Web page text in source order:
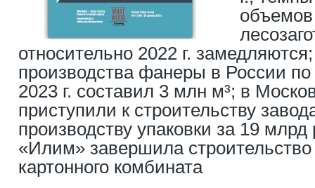
относительно 2022 г.
производства фанеры в России по
2023 г. составил 3 млн м³; в
приступили к строительству
производству упаковки за 19 млрд
«Илим» завершила
картонного комбината